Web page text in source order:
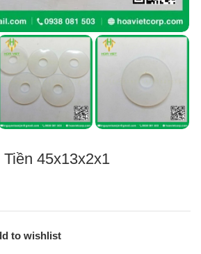
45x13x2x1
to wishlist